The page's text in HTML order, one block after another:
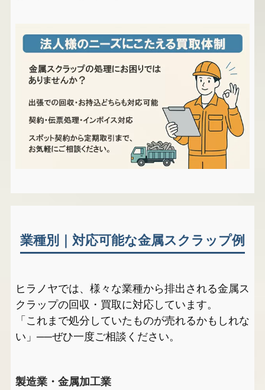
業種別｜対応可能な金属スクラップ例
ヒラノヤでは、様々な業種から排出される金属ス
クラップの回収・買取に対応しています。
「これまで処分していたものが売れるかもしれな
い」──ぜひ一度ご相談ください。
製造業・金属加工業